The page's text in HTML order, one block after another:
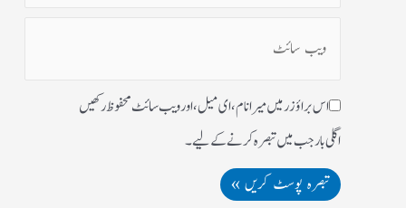
اس براؤزر میں میرا نام، ای میل، اور ویب سائٹ محفوظ رکھیں
اگلی بار جب میں تبصرہ کرنے کےلیے۔